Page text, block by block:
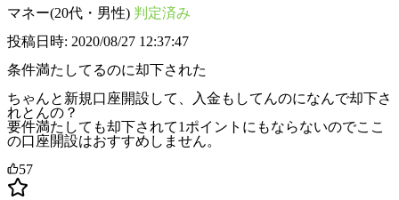
マネー(20代・男性) 判定済み
投稿日時: 2020/08/27 12:37:47
条件満たしてるのに却下された
ちゃんと新規口座開設して、入金もしてんのになんで却下さ
れとんの？
要件満たしても却下されて1ポイントにもならないのでここ
の口座開設はおすすめしません。
57